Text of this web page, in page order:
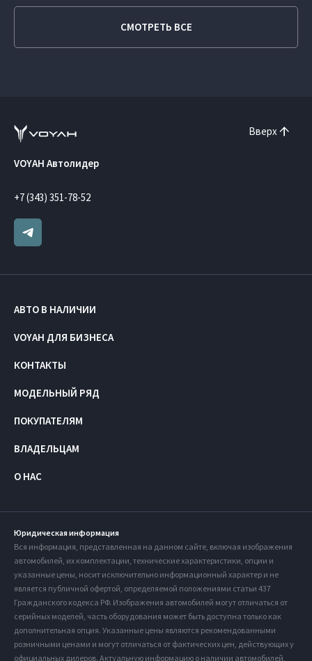
СМОТРЕТЬ ВСЕ
Вверх
VOYAH Автолидер
+7 (343) 351-78-52
АВТО В НАЛИЧИИ
VOYAH ДЛЯ БИЗНЕСА
КОНТАКТЫ
МОДЕЛЬНЫЙ РЯД
ПОКУПАТЕЛЯМ
ВЛАДЕЛЬЦАМ
О НАС
Юридическая информация
Вся информация, представленная на данном сайте, включая изображения
автомобилей, их комплектации, технические характеристики, опции и
указанные цены, носит исключительно информационный характер и не
является публичной офертой, определяемой положениями статьи 437
Гражданского кодекса РФ. Изображения автомобилей могут отличаться от
серийных моделей, часть оборудования может быть доступна только как
дополнительная опция. Указанные цены являются рекомендованными
розничными ценами и могут отличаться от фактических цен, действующих у
официальных дилеров. Актуальную информацию о наличии автомобилей,